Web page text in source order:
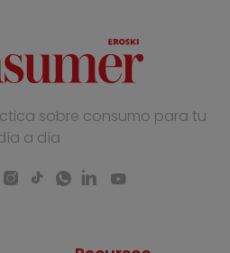
sobre consumo para tu
a día